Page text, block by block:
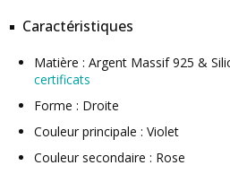
Caractéristiques
Matière : Argent Massif 925 &
certificats
Forme : Droite
Couleur principale : Violet
Couleur secondaire : Rose